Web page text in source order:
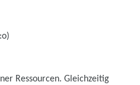
Ressourcen. Gleichzeitig